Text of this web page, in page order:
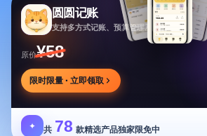
圆圆记账
支持多方式记账、预算管理及消费复盘，可本地保存
原价¥58
限时限量 · 立即领取
✦ 共 78 款精选产品独家限免中